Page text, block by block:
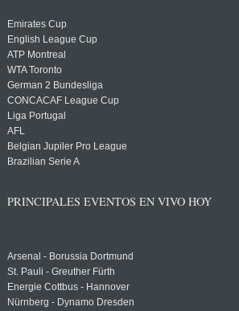
Emirates Cup
English League Cup
ATP Montreal
WTA Toronto
German 2 Bundesliga
CONCACAF League Cup
Liga Portugal
AFL
Belgian Jupiler Pro League
Brazilian Serie A
PRINCIPALES EVENTOS EN VIVO HOY
Arsenal - Borussia Dortmund
St. Pauli - Greuther Fürth
Energie Cottbus - Hannover
Nürnberg - Dynamo Dresden